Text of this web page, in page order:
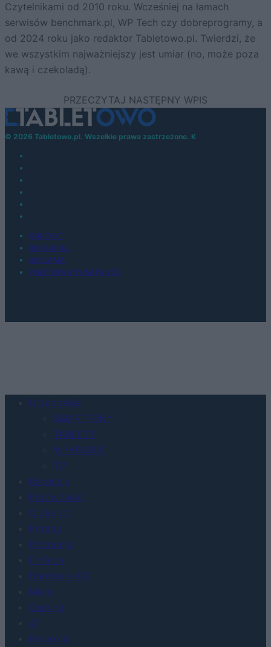
Czytelnikami od 2010 roku. Wcześniej na łamach
serwisów benchmark.pl, WP Tech czy dobreprogramy, a
od 2024 roku jako redaktor Tabletowo.pl. Twierdzi, że
we wszystkim najważniejszy jest umiar (no, może poza
kawą i czekoladą).
© 2026 Tabletowo.pl. Wszelkie prawa zastrzeżone. K
KONTAKT
REDAKCJA
REKLAMA
POLITYKA PRYWATNOŚCI
Urządzenia
SMARTFONY
TABLETY
WEARABLE
TV
Recenzje
Porównania
Co kupić
Porady
Promocje
FinTech
Hardware PC
Moto
Gaming
AI
Redakcja